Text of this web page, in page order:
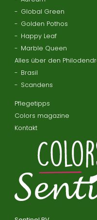
Global Green
Golden Pothos
Happy Leaf
Marble Queen
Alles über den
Brasil
Scandens
Pflegetipps
Colors magazine
Kontakt